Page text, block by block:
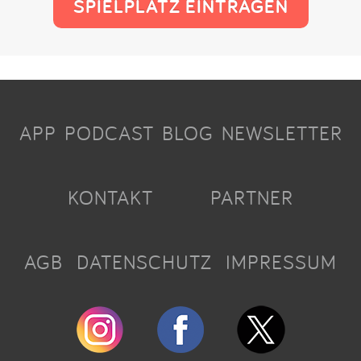
SPIELPLATZ EINTRAGEN
APP PODCAST BLOG NEWSLETTER
KONTAKT PARTNER
AGB DATENSCHUTZ IMPRESSUM